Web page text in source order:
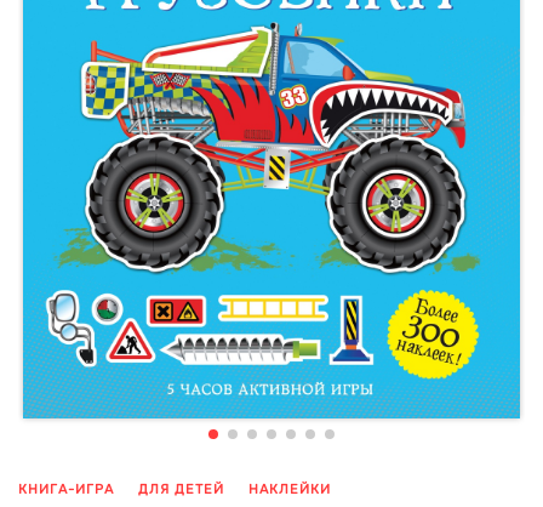
КНИГА-ИГРА ДЛЯ ДЕТЕЙ
НАКЛЕЙКИ